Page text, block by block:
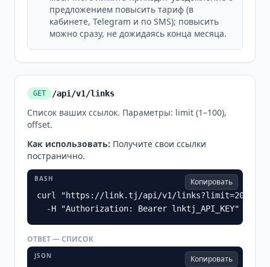
предложением повысить тариф (в
кабинете, Telegram и по SMS); повысить
можно сразу, не дожидаясь конца месяца.
GET /api/v1/links
Список ваших ссылок. Параметры: limit (1–100),
offset.
Как использовать: Получите свои ссылки
постранично.
BASH Копировать
curl "https://link.tj/api/v1/
  -H "Authorization: Bearer lnktj_API_KEY"
ОТВЕТ — СПИСОК
JSON Копировать